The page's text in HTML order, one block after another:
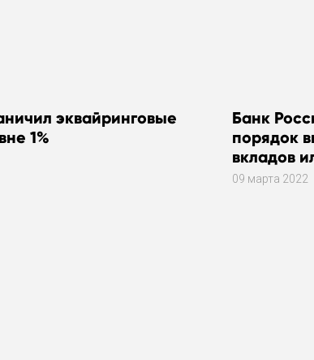
эквайринговые
1%
Банк
порядок
вкладов
09 марта 2022